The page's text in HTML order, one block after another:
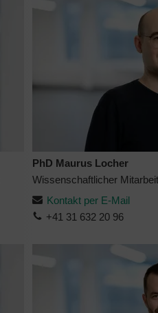
PhD Maurus Locher
Wissenschaftlicher
Kontakt per E-Mail
+41 31 632 20 96